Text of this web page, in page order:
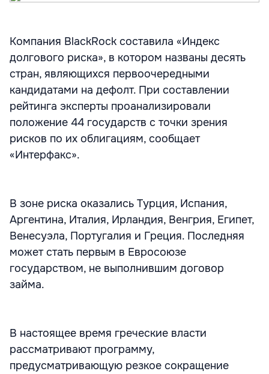
Компания BlackRock составила «Индекс
долгового риска», в котором названы десять
стран, являющихся первоочередными
кандидатами на дефолт. При составлении
рейтинга эксперты проанализировали
положение 44 государств с точки зрения
рисков по их облигациям, сообщает
«Интерфакс».
В зоне риска оказались Турция, Испания,
Аргентина, Италия, Ирландия, Венгрия, Египет,
Венесуэла, Португалия и Греция. Последняя
может стать первым в Евросоюзе
государством, не выполнившим договор
займа.
В настоящее время греческие власти
рассматривают программу,
предусматривающую резкое сокращение